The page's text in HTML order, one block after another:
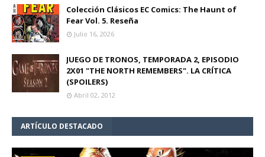
Colección Clásicos EC Comics: The Haunt of
Fear Vol. 5. Reseña
Julio 16, 2026
JUEGO DE TRONOS, TEMPORADA 2, EPISODIO
2X01 "THE NORTH REMEMBERS". LA CRÍTICA
(SPOILERS)
Abril 02, 2012
ARTÍCULO DESTACADO